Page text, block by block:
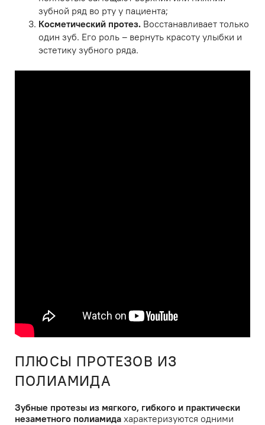
зубной ряд во рту у пациента;
Косметический протез. Восстанавливает только
один зуб. Его роль – вернуть красоту улыбки и
эстетику зубного ряда.
ПЛЮСЫ ПРОТЕЗОВ ИЗ
ПОЛИАМИДА
Зубные протезы из мягкого, гибкого и практически
незаметного полиамида характеризуются одними